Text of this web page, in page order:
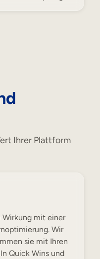
Ihrer Plattform
Wirkung mit einer
Wir
sie mit Ihren
Quick Wins und